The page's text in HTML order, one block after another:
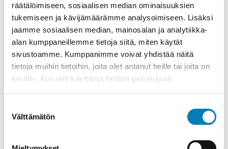
räätälöimiseen, sosiaalisen median ominaisuuksien
tukemiseen ja kävijämäärämme analysoimiseen. Lisäksi
jaamme sosiaalisen median, mainosalan ja analytiikka-
alan kumppaneillemme tietoja siitä, miten käytät
sivustoamme. Kumppanimme voivat yhdistää näitä
tietoja muihin tietoihin, joita olet antanut heille tai joita on
kerätty, kun olet käyttänyt heidän palvelujaan.
valinta
Välttämätön
Alentuneet vahingot: Sprinklerit voivat
merkittävästi vähentää tulipalon aiheuttamia
vahinkoja ja kustannuksia.
Sprinklerijärjestelmät ovat erityisen hyödyllisiä
suurissa rakennuksissa, kuten
toimistorakennuksissa, tehtaissa ja varastoissa.